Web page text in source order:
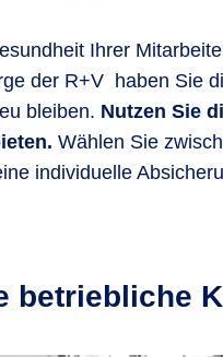
Ihrer
der R+V haben Sie
bleiben. Nutzen Sie
Wählen Sie
individuelle
betriebliche